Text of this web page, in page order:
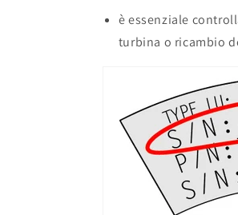
è essenziale
turbina o ricambio